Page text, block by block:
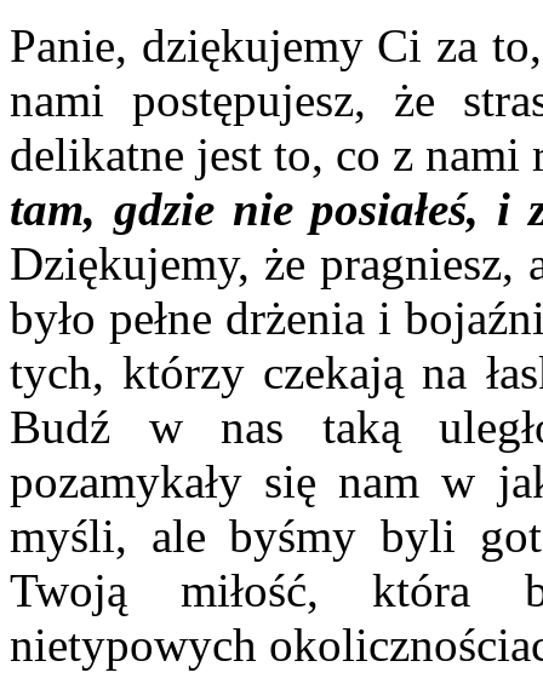
Panie, dziękujemy Ci za
nami postępujesz, że
delikatne jest to, co z
tam, gdzie nie posiałeś, i
Dziękujemy, że pragniesz,
było pełne drżenia i
tych, którzy czekają na
Budź w nas taką
pozamykały się nam w
myśli, ale byśmy byli
Twoją miłość, która
nietypowych